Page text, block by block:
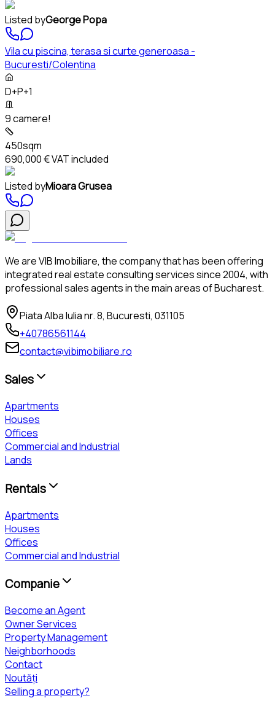
Listed byGeorge Popa
Vila cu piscina, terasa si curte generoasa -
Bucuresti/Colentina
D+P+1
9 camere!
450sqm
690,000 €VAT included
Listed byMioara Grusea
We are VIB Imobiliare, the company that has been offering
integrated real estate consulting services since 2004, with
professional sales agents in the main areas of Bucharest.
Piata Alba Iulia nr. 8, Bucuresti, 031105
+40786561144
contact@vibimobiliare.ro
Sales
Apartments
Houses
Offices
Commercial and Industrial
Lands
Rentals
Apartments
Houses
Offices
Commercial and Industrial
Companie
Become an Agent
Owner Services
Property Management
Neighborhoods
Contact
Noutăți
Selling a property?